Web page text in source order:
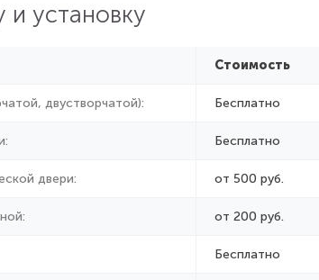
и установку
Стоимость
двустворчатой): Бесплатно
Бесплатно
двери: от 500 руб.
от 200 руб.
Бесплатно